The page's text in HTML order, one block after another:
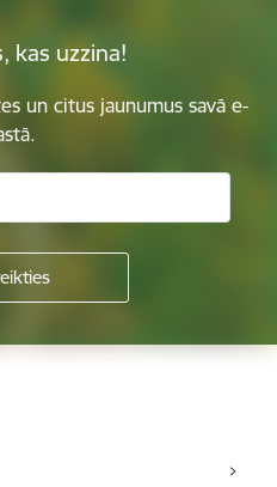
kas uzzina!
un citus jaunumus savā e-